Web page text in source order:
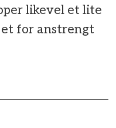
likevel et lite
for anstrengt